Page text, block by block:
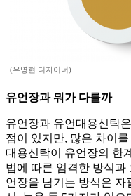
(유영현 디자이너)
유언장과 뭐가 다를까
유언장과 유언대용신탁
점이 있지만, 많은 차이
대용신탁이 유언장의 한
법에 따른 엄격한 방식과
언장을 남기는 방식은 자